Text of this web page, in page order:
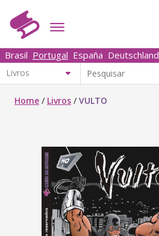
Brasil Portugal España Deutschland
Home / Livros /VULTO